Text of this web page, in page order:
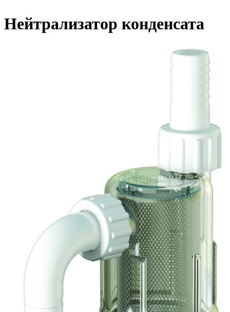
Нейтрализатор конденсата